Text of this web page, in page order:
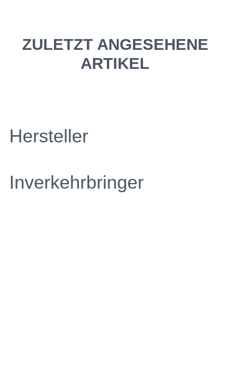
ZULETZT ANGESEHENE
ARTIKEL
Hersteller
Inverkehrbringer